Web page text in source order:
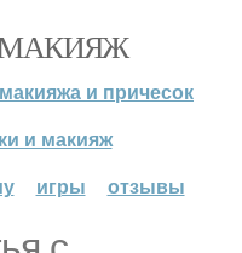
МАКИЯЖ
и причесок
и макияж
игры отзывы